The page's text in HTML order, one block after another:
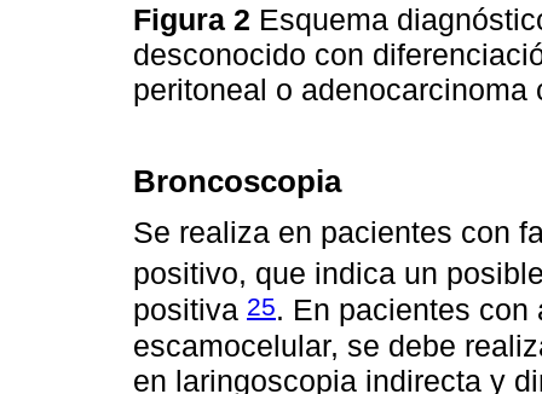
Figura 2 Esquema
desconocido con
peritoneal o
Broncoscopia
Se realiza en pacientes con
positivo, que indica un
positiva 25. En pacientes
escamocelular, se debe
en laringoscopia indirecta y